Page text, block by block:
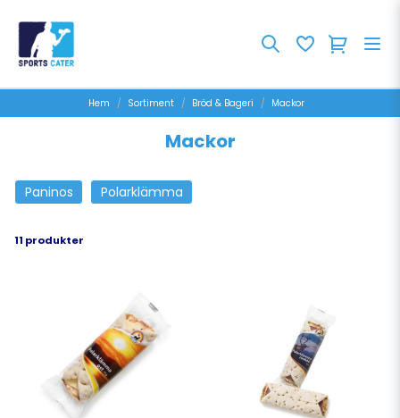
Hem Sortiment Bröd & Bageri Mackor
Mackor
Paninos Polarklämma
11 produkter